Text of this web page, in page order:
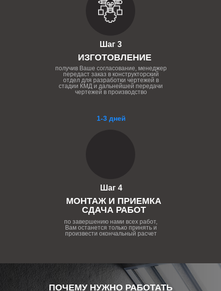
1-3 дней
Шаг 4
МОНТАЖ И ПРИЕМКА
СДАЧА РАБОТ
по завершению нами всех работ,
Вам останется только принять и
произвести окончальный расчет
Шаг 3
ИЗГОТОВЛЕНИЕ
получив Ваше согласование, менеджер
передаст заказ в конструкторский
отдел для разработки чертежей в
стадии КМД и дальнейшей передачи
чертежей в производство
ПОЧЕМУ НУЖНО РАБОТАТЬ